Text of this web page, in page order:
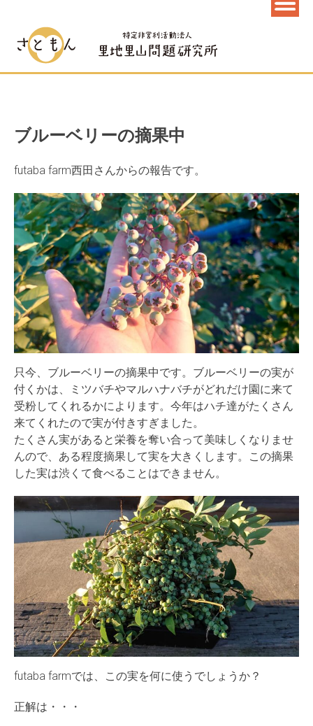
ブルーベリーの摘果中
futaba farm西田さんからの報告です。
只今、ブルーベリーの摘果中です。ブルーベリーの実が
付くかは、ミツバチやマルハナバチがどれだけ園に来て
受粉してくれるかによります。今年はハチ達がたくさん
来てくれたので実が付きすぎました。
たくさん実があると栄養を奪い合って美味しくなりませ
んので、ある程度摘果して実を大きくします。この摘果
した実は渋くて食べることはできません。
futaba farmでは、この実を何に使うでしょうか？
正解は・・・